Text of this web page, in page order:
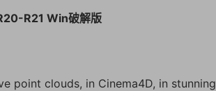
R21 Win破解版
point clouds, in Cinema4D, in stunning